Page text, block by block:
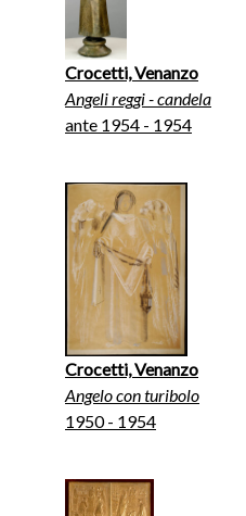
Crocetti, Venanzo
Angeli reggi - candela
ante 1954 - 1954
Crocetti, Venanzo
Angelo con turibolo
1950 - 1954